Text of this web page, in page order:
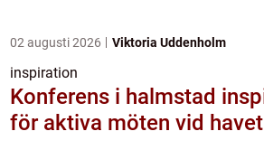
02 augusti 2026 Viktoria Uddenholm
inspiration
Konferens i halmstad inspiration
för aktiva möten vid havet